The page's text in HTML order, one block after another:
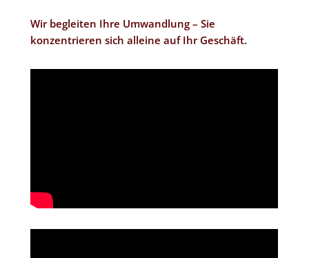
Wir begleiten Ihre Umwandlung – Sie
konzentrieren sich alleine auf Ihr Geschäft.